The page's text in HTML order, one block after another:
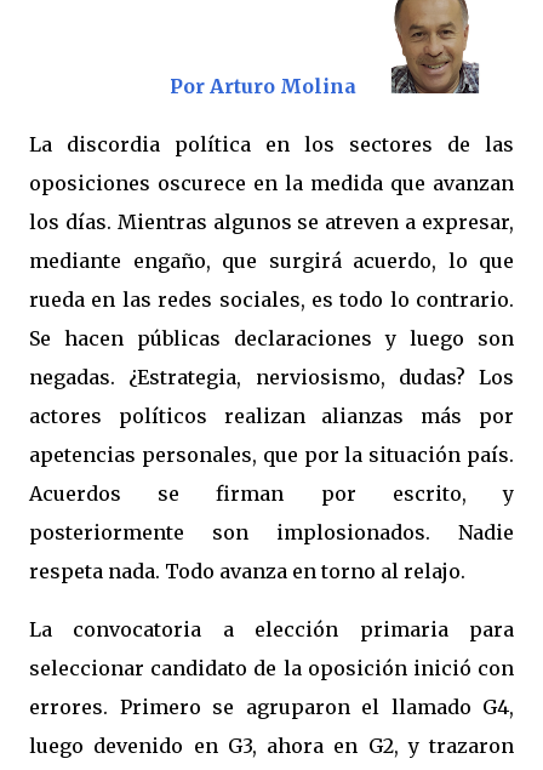
Por Arturo Molina
La discordia política en los sectores de las
oposiciones oscurece en la medida que avanzan
los días. Mientras algunos se atreven a expresar,
mediante engaño, que surgirá acuerdo, lo que
rueda en las redes sociales, es todo lo contrario.
Se hacen públicas declaraciones y luego son
negadas. ¿Estrategia, nerviosismo, dudas? Los
actores políticos realizan alianzas más por
apetencias personales, que por la situación país.
Acuerdos se firman por escrito, y
posteriormente son implosionados. Nadie
respeta nada. Todo avanza en torno al relajo.
La convocatoria a elección primaria para
seleccionar candidato de la oposición inició con
errores. Primero se agruparon el llamado G4,
luego devenido en G3, ahora en G2, y trazaron